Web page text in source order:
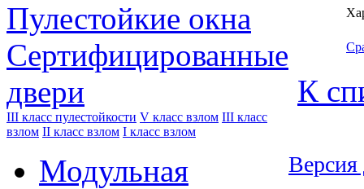
Пулестойкие окна
Сертифицированные
двери
III класс пулестойкости V класс взлом III класс
взлом II класс взлом I класс взлом
Модульная
К
Версия